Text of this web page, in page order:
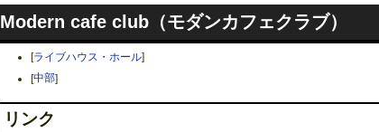
Modern cafe club（モダンカフェクラブ）
[ライブハウス・ホール]
[中部]
リンク